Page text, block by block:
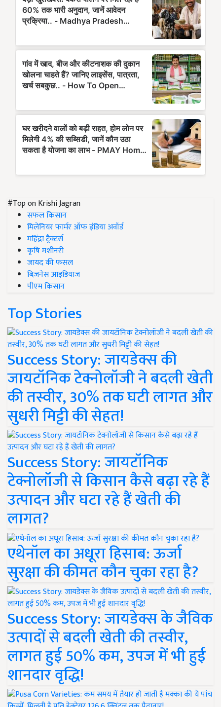
#Top on Krishi Jagran
सफल किसान
मिलेनियर फार्मर ऑफ इंडिया अवॉर्ड
महिंद्रा ट्रैक्टर्स
कृषि मशीनरी
जायद की फसल
बिज़नेस आइडियाज
पीएम किसान
Top Stories
Success Story: जायडेक्स की
जायटॉनिक टेक्नोलॉजी ने बदली खेती
की तस्वीर, 30% तक घटी लागत और
सुधरी मिट्टी की सेहत!
Success Story: जायटॉनिक
टेक्नोलॉजी से किसान कैसे बढ़ा रहे हैं
उत्पादन और घटा रहे हैं खेती की
लागत?
एथेनॉल का अधूरा हिसाब: ऊर्जा
सुरक्षा की कीमत कौन चुका रहा है?
Success Story: जायडेक्स के जैविक
उत्पादों से बदली खेती की तस्वीर,
लागत हुई 50% कम, उपज में भी हुई
शानदार वृद्धि!